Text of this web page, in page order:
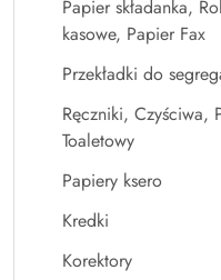
Papier składanka,
kasowe, Papier Fax
Przekładki do
Ręczniki, Czyściwa,
Toaletowy
Papiery ksero
Kredki
Korektory